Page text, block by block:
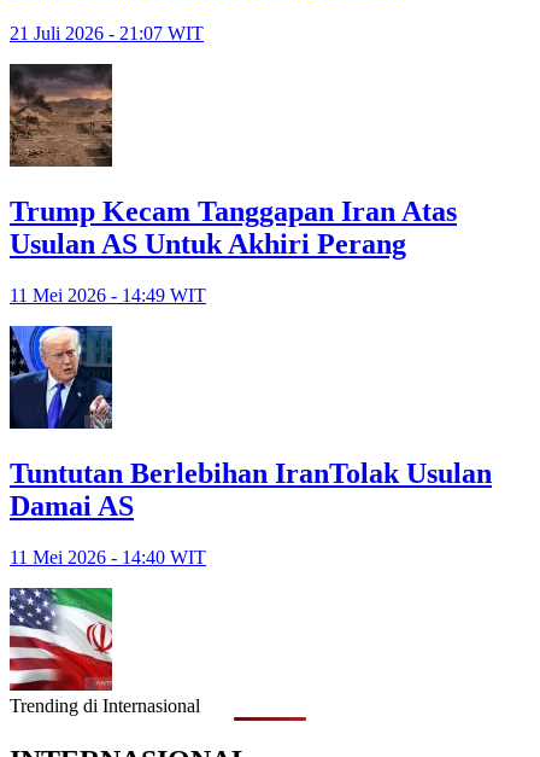
21 Juli 2026 - 21:07 WIT
Trump Kecam Tanggapan Iran Atas
Usulan AS Untuk Akhiri Perang
11 Mei 2026 - 14:49 WIT
Tuntutan Berlebihan IranTolak Usulan
Damai AS
11 Mei 2026 - 14:40 WIT
Trending di Internasional